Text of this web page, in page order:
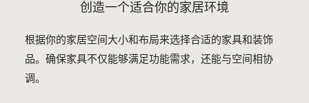
创造一个适合你的家居环境
根据你的家居空间大小和布局来选择合适的家具和装饰
品。确保家具不仅能够满足功能需求，还能与空间相协
调。